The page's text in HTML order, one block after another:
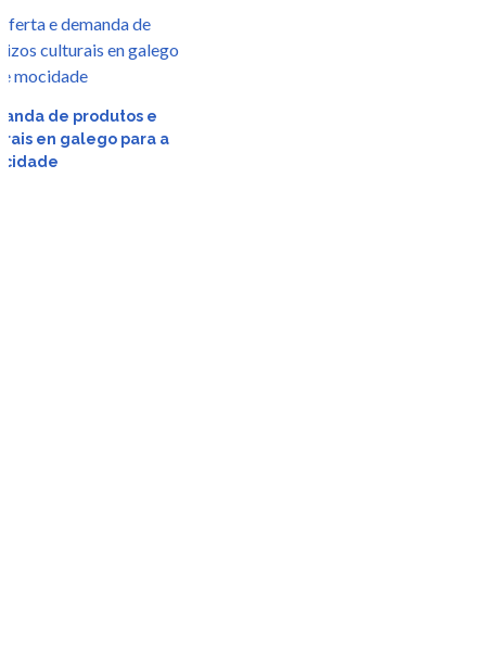
de produtos e
en galego para a